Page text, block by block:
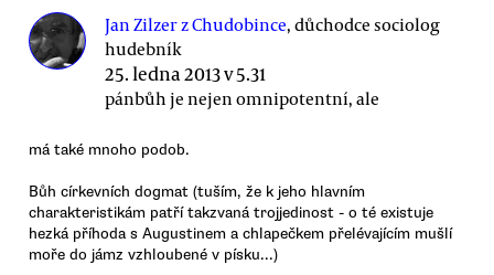
Jan Zilzer z Chudobince, důchodce sociolog
hudebník
25. ledna 2013 v 5.31
pánbůh je nejen omnipotentní, ale
má také mnoho podob.
Bůh církevních dogmat (tuším, že k jeho hlavním
charakteristikám patří takzvaná trojjedinost - o té existuje
hezká příhoda s Augustinem a chlapečkem přelévajícím mušlí
moře do jámz vzhloubené v písku...)